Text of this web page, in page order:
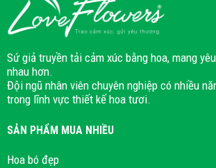
Sứ giả truyền tải cảm xúc bằng hoa, mang
nhau hơn.
Đội ngũ nhân viên chuyên nghiệp có nhiều
trong lĩnh vực thiết kế hoa tươi.
SẢN PHẨM MUA NHIỀU
Hoa bó đẹp